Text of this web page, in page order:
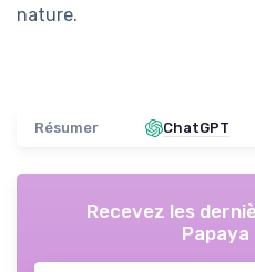
nature.
Résumer ChatGPT
Recevez les
Papaya